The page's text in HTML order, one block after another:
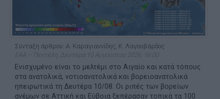
Σύνταξη άρθρου: Α. Καραγιαννίδης, Κ. Λαγουβάρδος
ΕΑΑ – Πεντέλη, Δευτέρα 10 Αυγούστου 2026, 16:00
Ενισχυμένο είναι το μελτέμι στο Αιγαίο και κατά τόπους
στα ανατολικά, νοτιοανατολικά και βορειοανατολικά
ηπειρωτικά τη Δευτέρα 10/08. Οι ριπές των βορείων
ανέμων σε Αττική και Εύβοια ξεπέρασαν τοπικά τα 100